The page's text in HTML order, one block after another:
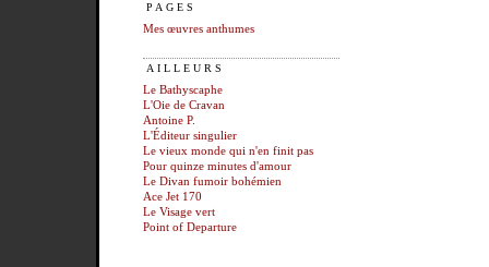
PAGES
Mes œuvres anthumes
AILLEURS
Le Bathyscaphe
L'Oie de Cravan
Antoine P.
L'Éditeur singulier
Le vieux monde qui n'en finit pas
Pour quinze minutes d'amour
Le Divan fumoir bohémien
Ace Jet 170
Le Visage vert
Point of Departure